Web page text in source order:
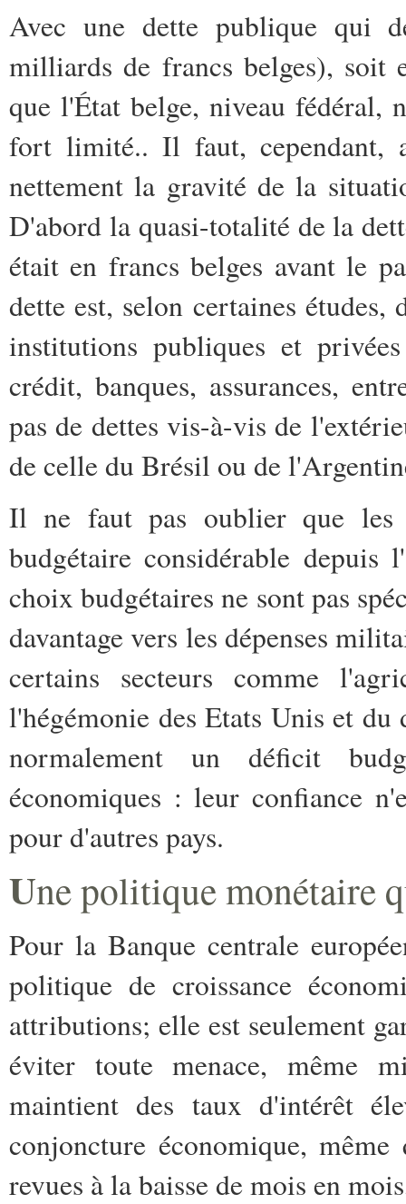
Avec une dette publique qui
milliards de francs belges),
que l'État belge, niveau fédéral,
fort limité.. Il faut, cependant,
nettement la gravité de la
D'abord la quasi-totalité de la
était en francs belges avant le
dette est, selon certaines
institutions publiques et
crédit, banques, assurances,
pas de dettes vis-à-vis de
de celle du Brésil ou de
Il ne faut pas oublier que les
budgétaire considérable
choix budgétaires ne sont pas
davantage vers les dépenses
certains secteurs comme
l'hégémonie des Etats Unis et
normalement un déficit
économiques : leur confiance
pour d'autres pays.
Une politique monétaire
Pour la Banque centrale
politique de croissance
attributions; elle est seulement
éviter toute menace, même
maintient des taux d'intérêt
conjoncture économique,
revues à la baisse de mois en